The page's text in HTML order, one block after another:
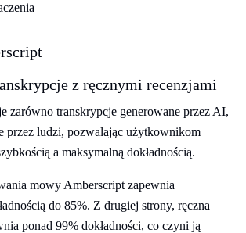
z ręcznymi recenzjami
zarówno transkrypcje generowane przez AI,
przez ludzi, pozwalając użytkownikom
a maksymalną dokładnością.
mowy Amberscript zapewnia
do 85%. Z drugiej strony, ręczna
ponad 99% dokładności, co czyni ją